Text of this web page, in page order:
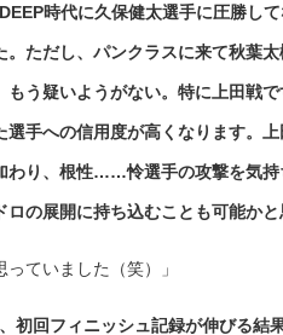
時代に久保健太選手に圧勝し
。ただし、パンクラスに来て秋葉
もう疑いようがない。特に上田戦
選手への信用度が高くなります。
わり、根性……怜選手の攻撃を気
ロの展開に持ち込むことも可能かと
っていました（笑）」
初回フィニッシュ記録が伸びる結